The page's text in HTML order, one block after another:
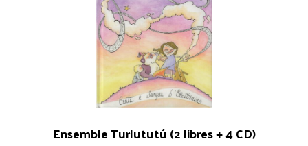
Ensemble Turlututú (2 libres + 4 CD)